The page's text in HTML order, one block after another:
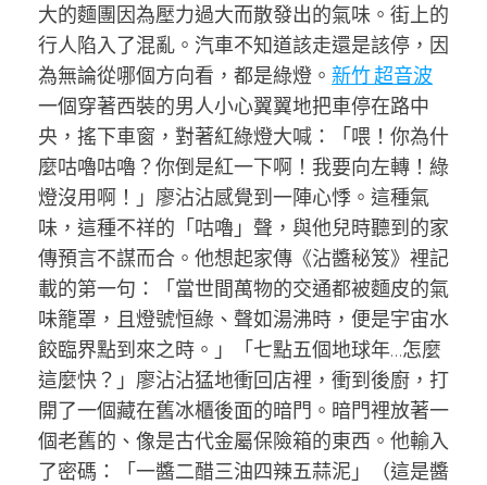
大的麵團因為壓力過大而散發出的氣味。街上的
行人陷入了混亂。汽車不知道該走還是該停，因
為無論從哪個方向看，都是綠燈。 新竹 超音波
一個穿著西裝的男人小心翼翼地把車停在路中
央，搖下車窗，對著紅綠燈大喊：「喂！你為什
麼咕嚕咕嚕？你倒是紅一下啊！我要向左轉！綠
燈沒用啊！」廖沾沾感覺到一陣心悸。這種氣
味，這種不祥的「咕嚕」聲，與他兒時聽到的家
傳預言不謀而合。他想起家傳《沾醬秘笈》裡記
載的第一句：「當世間萬物的交通都被麵皮的氣
味籠罩，且燈號恒綠、聲如湯沸時，便是宇宙水
餃臨界點到來之時。」「七點五個地球年…怎麼
這麼快？」廖沾沾猛地衝回店裡，衝到後廚，打
開了一個藏在舊冰櫃後面的暗門。暗門裡放著一
個老舊的、像是古代金屬保險箱的東西。他輸入
了密碼：「一醬二醋三油四辣五蒜泥」（這是醬